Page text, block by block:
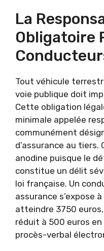
La
Obligatoire
Tout véhicule
voie publique doit
Cette obligation
minimale appelée
communément
d’assurance au tiers.
anodine puisque le
constitue un délit
loi française. Un
assurance s’expose
atteindre 3750
réduit à 500 euros
procès-verbal